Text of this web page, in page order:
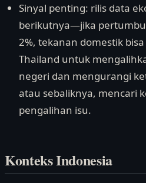
Sinyal penting: rilis data
berikutnya—jika
2%, tekanan domestik
Thailand untuk
negeri dan mengurangi
atau sebaliknya, mencari
pengalihan isu.
Konteks Indonesia